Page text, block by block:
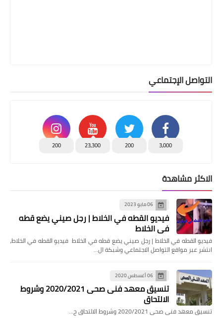
التواصل الإجتماعي
3,000
200
23,300
200
الاكثر مشاهدة
06 مايو 2023
فيديو القطه في الخلاط | رجل صيني يضع قطه
في الخلاط
فيديو القطه في الخلاط | رجل صيني يضع قطه في الخلاط فيديو القطه في الخلاط،
انتشر عبر مواقع التواصل الاجتماعي وشبكة ال…
06 أغسطس 2020
تنسيق معهد فنى صحى 2020/2021 وشروط
الالتحاق
تنسيق معهد فنى صحى 2020/2021 وشروط الالتحاق ح…